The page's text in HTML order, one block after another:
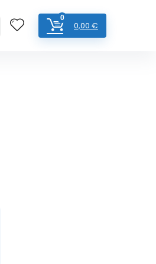
0
0,00 €